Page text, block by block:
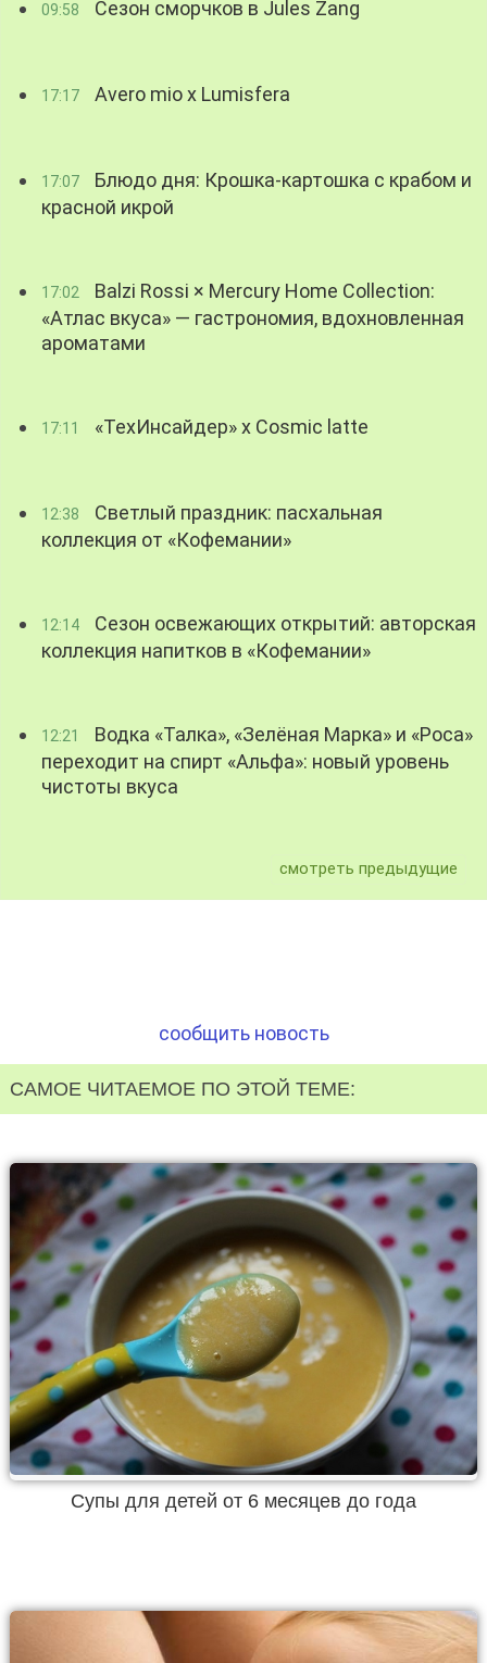
09:58 Сезон сморчков в Jules Zang
17:17 Avero mio x Lumisfera
17:07
Блюдо дня: Крошка-картошка с крабом и
красной икрой
17:02
Balzi Rossi × Mercury Home Collection:
«Атлас вкуса» — гастрономия, вдохновленная
ароматами
17:11 «ТехИнсайдер» х Cosmic latte
12:38
Светлый праздник: пасхальная
коллекция от «Кофемании»
12:14
Сезон освежающих открытий: авторская
коллекция напитков в «Кофемании»
12:21
Водка «Талка», «Зелёная Марка» и «Роса»
переходит на спирт «Альфа»: новый уровень
чистоты вкуса
смотреть предыдущие
сообщить новость
САМОЕ ЧИТАЕМОЕ ПО ЭТОЙ ТЕМЕ:
Супы для детей от 6 месяцев до года